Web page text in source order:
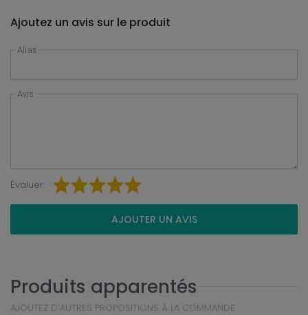
Ajoutez un avis sur le produit
Alias
Avis
Évaluer:
AJOUTER UN AVIS
Produits apparentés
AJOUTEZ D’AUTRES PROPOSITIONS À LA COMMANDE